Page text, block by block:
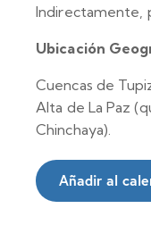
Indirectamente,
Ubicación
Cuencas de
Alta de La Paz
Chinchaya).
Añadir al